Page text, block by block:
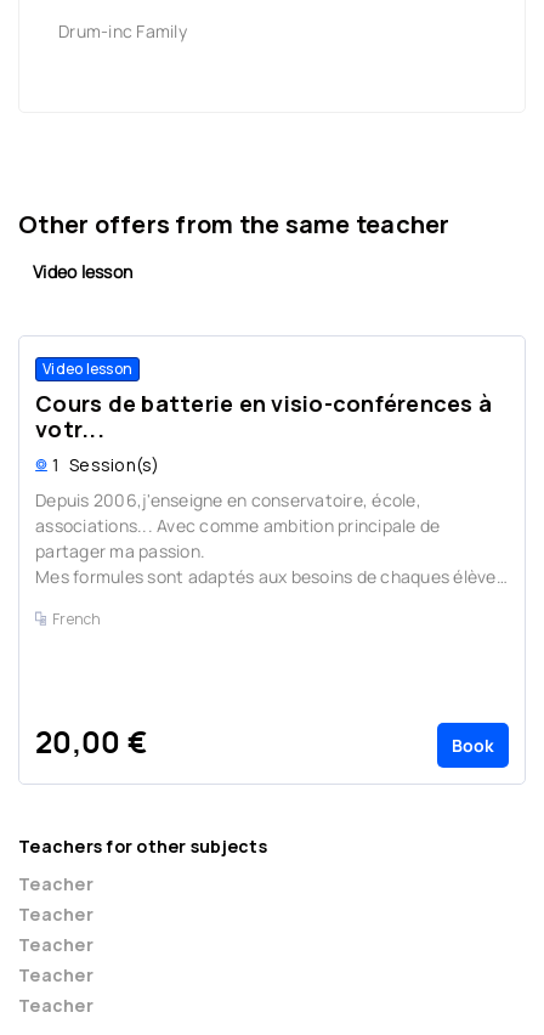
Drum-inc Family
Other offers from the same teacher
Video lesson
Video lesson
Cours de batterie en visio-conférences à
votr...
1 Session(s)
Depuis 2006,j'enseigne en conservatoire, école,
associations... Avec comme ambition principale de
partager ma passion.
Mes formules sont adaptés aux besoins de chaques élèves
French
20,00 € Book
Teachers for other subjects
Teacher
Teacher
Teacher
Teacher
Teacher